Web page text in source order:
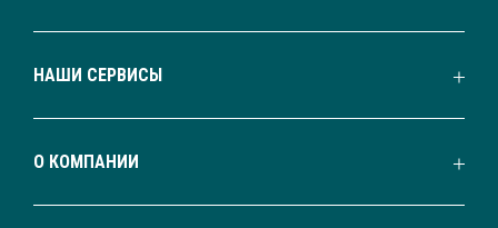
НАШИ СЕРВИСЫ
О КОМПАНИИ